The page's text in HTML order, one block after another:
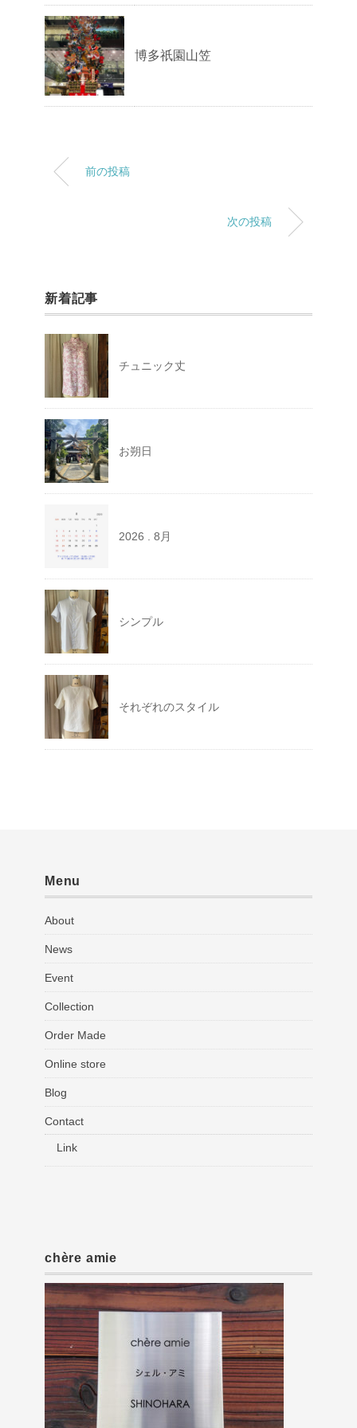
博多祇園山笠
前の投稿
次の投稿
新着記事
チュニック丈
お朔日
2026 . 8月
シンプル
それぞれのスタイル
Menu
About
News
Event
Collection
Order Made
Online store
Blog
Contact
Link
chère amie